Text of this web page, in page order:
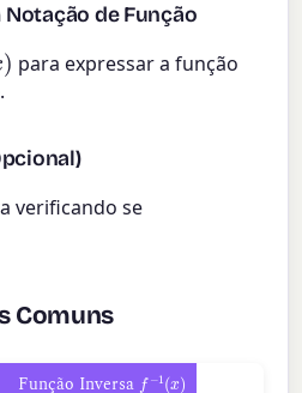
Notação de Função
)
para expressar a função
verificando se
Comuns
Função Inversa f− 1 x